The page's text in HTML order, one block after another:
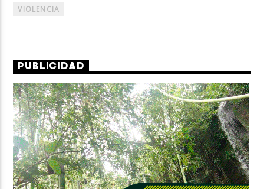
VIOLENCIA
PUBLICIDAD